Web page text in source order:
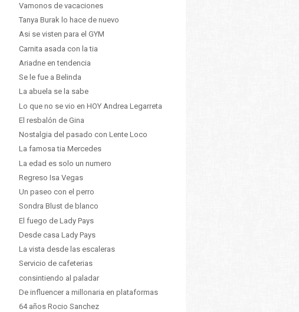
Vamonos de vacaciones
Tanya Burak lo hace de nuevo
Asi se visten para el GYM
Carnita asada con la tia
Ariadne en tendencia
Se le fue a Belinda
La abuela se la sabe
Lo que no se vio en HOY Andrea Legarreta
El resbalón de Gina
Nostalgia del pasado con Lente Loco
La famosa tia Mercedes
La edad es solo un numero
Regreso Isa Vegas
Un paseo con el perro
Sondra Blust de blanco
El fuego de Lady Pays
Desde casa Lady Pays
La vista desde las escaleras
Servicio de cafeterias
consintiendo al paladar
De influencer a millonaria en plataformas
64 años Rocio Sanchez